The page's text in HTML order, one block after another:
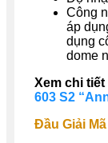
Công
áp
dụng
dome
Xem chi
603 S2
Đầu Giải